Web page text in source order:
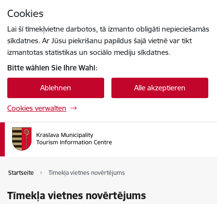
Cookies
Lai šī tīmekļvietne darbotos, tā izmanto obligāti nepieciešamās
sīkdatnes. Ar Jūsu piekrišanu papildus šajā vietnē var tikt
izmantotas statistikas un sociālo mediju sīkdatnes.
Bitte wählen Sie Ihre Wahl:
Ablehnen Alle akzeptieren
Cookies verwalten
Startseite Tīmekļa vietnes novērtējums
Tīmekļa vietnes novērtējums